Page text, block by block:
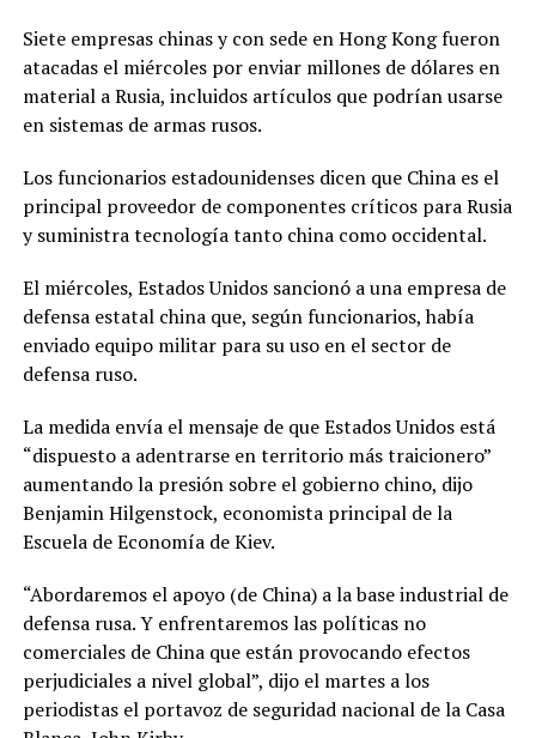
Siete empresas chinas y con sede en Hong Kong fueron
atacadas el miércoles por enviar millones de dólares en
material a Rusia, incluidos artículos que podrían usarse
en sistemas de armas rusos.
Los funcionarios estadounidenses dicen que China es el
principal proveedor de componentes críticos para Rusia
y suministra tecnología tanto china como occidental.
El miércoles, Estados Unidos sancionó a una empresa de
defensa estatal china que, según funcionarios, había
enviado equipo militar para su uso en el sector de
defensa ruso.
La medida envía el mensaje de que Estados Unidos está
“dispuesto a adentrarse en territorio más traicionero”
aumentando la presión sobre el gobierno chino, dijo
Benjamin Hilgenstock, economista principal de la
Escuela de Economía de Kiev.
“Abordaremos el apoyo (de China) a la base industrial de
defensa rusa. Y enfrentaremos las políticas no
comerciales de China que están provocando efectos
perjudiciales a nivel global”, dijo el martes a los
periodistas el portavoz de seguridad nacional de la Casa